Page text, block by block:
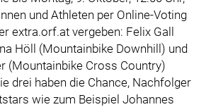
und Athleten per Online-Voting
extra.orf.at vergeben: Felix Gall
Höll (Mountainbike Downhill) und
(Mountainbike Cross Country)
drei haben die Chance, Nachfolger
wie zum Beispiel Johannes